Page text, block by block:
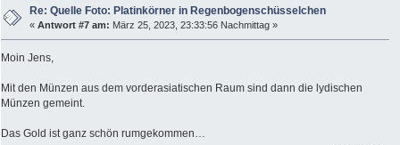
Re: Quelle Foto: Platinkörner in Regenbogenschüsselchen
«Antwort #7 am: März 25, 2023, 23:33:56 Nachmittag »
Moin Jens,
Mit den Münzen aus dem vorderasiatischen Raum sind dann die lydischen
Münzen gemeint.
Das Gold ist ganz schön rumgekommen…